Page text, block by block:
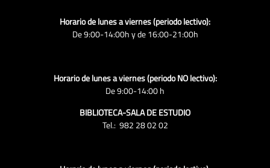
Horario de lunes a viernes (periodo lectivo):
De 9:00-14:00h y de 16:00-21:00h
Horario de lunes a viernes (periodo NO lectivo):
De 9:00-14:00 h
BIBLIOTECA-SALA DE ESTUDIO
Tel.: 982 28 02 02